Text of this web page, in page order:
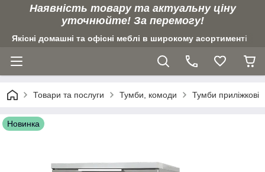
Наявність товару та актуальну ціну
уточнюйте! За перемогу!
Якісні домашні та офісні меблі в широкому асортименті
Товари та послуги Тумби, комоди Тумби приліжкові
Новинка